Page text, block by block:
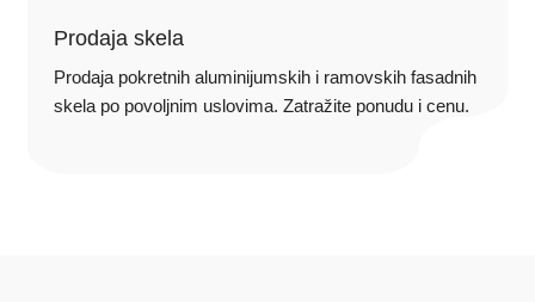
Prodaja skela
Prodaja pokretnih aluminijumskih i ramovskih fasadnih
skela po povoljnim uslovima. Zatražite ponudu i cenu.